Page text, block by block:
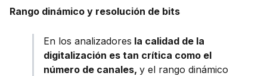
Rango dinámico y resolución de bits
En los analizadores la calidad de la
digitalización es tan crítica como el
número de canales,y el rango dinámico